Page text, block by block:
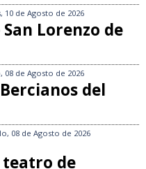
10 de Agosto de 2026
Lorenzo de
08 de Agosto de 2026
del
08 de Agosto de 2026
teatro de